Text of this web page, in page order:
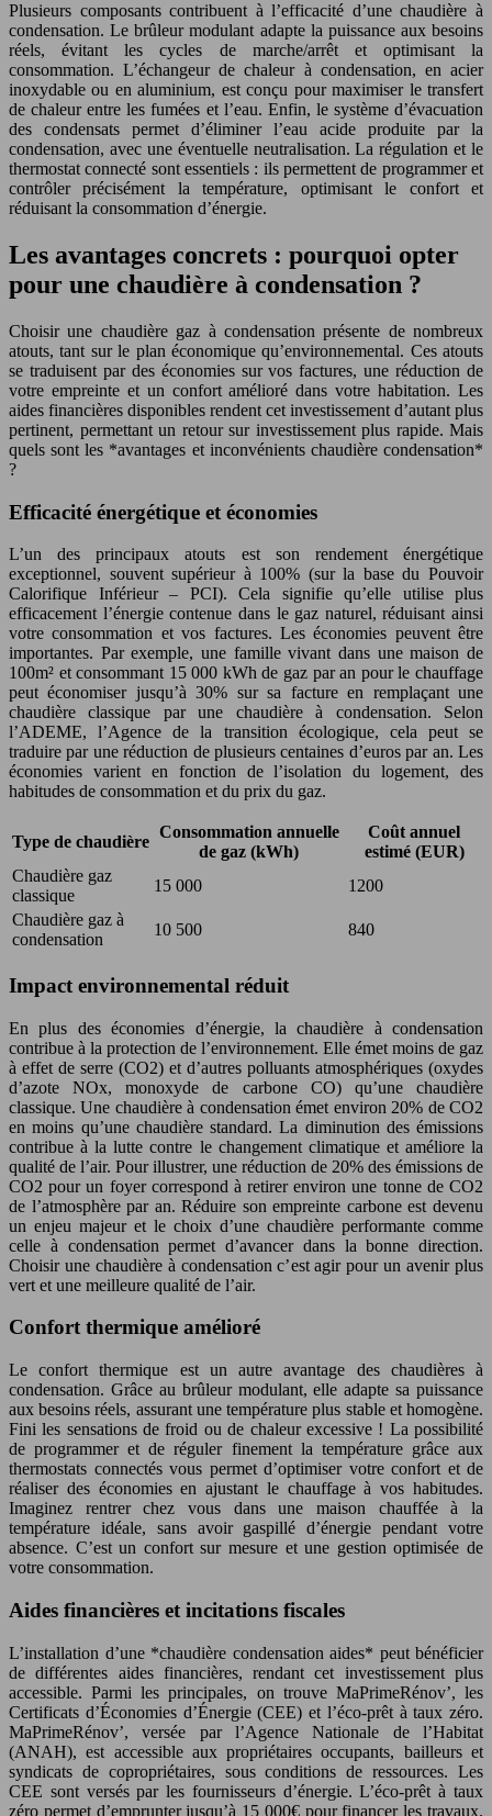
Plusieurs composants contribuent à l’efficacité d’une chaudière à
condensation. Le brûleur modulant adapte la puissance aux besoins
réels, évitant les cycles de marche/arrêt et optimisant la
consommation. L’échangeur de chaleur à condensation, en acier
inoxydable ou en aluminium, est conçu pour maximiser le transfert
de chaleur entre les fumées et l’eau. Enfin, le système d’évacuation
des condensats permet d’éliminer l’eau acide produite par la
condensation, avec une éventuelle neutralisation. La régulation et le
thermostat connecté sont essentiels : ils permettent de programmer et
contrôler précisément la température, optimisant le confort et
réduisant la consommation d’énergie.
Les avantages concrets : pourquoi opter
pour une chaudière à condensation ?
Choisir une chaudière gaz à condensation présente de nombreux
atouts, tant sur le plan économique qu’environnemental. Ces atouts
se traduisent par des économies sur vos factures, une réduction de
votre empreinte et un confort amélioré dans votre habitation. Les
aides financières disponibles rendent cet investissement d’autant plus
pertinent, permettant un retour sur investissement plus rapide. Mais
quels sont les *avantages et inconvénients chaudière condensation*
?
Efficacité énergétique et économies
L’un des principaux atouts est son rendement énergétique
exceptionnel, souvent supérieur à 100% (sur la base du Pouvoir
Calorifique Inférieur – PCI). Cela signifie qu’elle utilise plus
efficacement l’énergie contenue dans le gaz naturel, réduisant ainsi
votre consommation et vos factures. Les économies peuvent être
importantes. Par exemple, une famille vivant dans une maison de
100m² et consommant 15 000 kWh de gaz par an pour le chauffage
peut économiser jusqu’à 30% sur sa facture en remplaçant une
chaudière classique par une chaudière à condensation. Selon
l’ADEME, l’Agence de la transition écologique, cela peut se
traduire par une réduction de plusieurs centaines d’euros par an. Les
économies varient en fonction de l’isolation du logement, des
habitudes de consommation et du prix du gaz.
Type de chaudière
Consommation annuelle
de gaz (kWh)
Coût annuel
estimé (EUR)
Chaudière gaz
classique
15 000
1200
Chaudière gaz à
condensation
10 500 840
Impact environnemental réduit
En plus des économies d’énergie, la chaudière à condensation
contribue à la protection de l’environnement. Elle émet moins de gaz
à effet de serre (CO2) et d’autres polluants atmosphériques (oxydes
d’azote NOx, monoxyde de carbone CO) qu’une chaudière
classique. Une chaudière à condensation émet environ 20% de CO2
en moins qu’une chaudière standard. La diminution des émissions
contribue à la lutte contre le changement climatique et améliore la
qualité de l’air. Pour illustrer, une réduction de 20% des émissions de
CO2 pour un foyer correspond à retirer environ une tonne de CO2
de l’atmosphère par an. Réduire son empreinte carbone est devenu
un enjeu majeur et le choix d’une chaudière performante comme
celle à condensation permet d’avancer dans la bonne direction.
Choisir une chaudière à condensation c’est agir pour un avenir plus
vert et une meilleure qualité de l’air.
Confort thermique amélioré
Le confort thermique est un autre avantage des chaudières à
condensation. Grâce au brûleur modulant, elle adapte sa puissance
aux besoins réels, assurant une température plus stable et homogène.
Fini les sensations de froid ou de chaleur excessive ! La possibilité
de programmer et de réguler finement la température grâce aux
thermostats connectés vous permet d’optimiser votre confort et de
réaliser des économies en ajustant le chauffage à vos habitudes.
Imaginez rentrer chez vous dans une maison chauffée à la
température idéale, sans avoir gaspillé d’énergie pendant votre
absence. C’est un confort sur mesure et une gestion optimisée de
votre consommation.
Aides financières et incitations fiscales
L’installation d’une *chaudière condensation aides* peut bénéficier
de différentes aides financières, rendant cet investissement plus
accessible. Parmi les principales, on trouve MaPrimeRénov’, les
Certificats d’Économies d’Énergie (CEE) et l’éco-prêt à taux zéro.
MaPrimeRénov’, versée par l’Agence Nationale de l’Habitat
(ANAH), est accessible aux propriétaires occupants, bailleurs et
syndicats de copropriétaires, sous conditions de ressources. Les
CEE sont versés par les fournisseurs d’énergie. L’éco-prêt à taux
zéro permet d’emprunter jusqu’à 15 000€ pour financer les travaux.